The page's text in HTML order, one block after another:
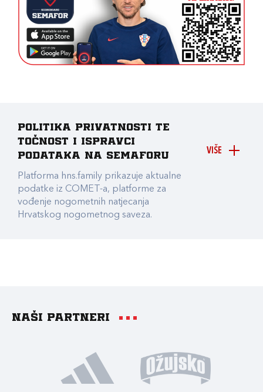
VIŠE
Politika privatnosti te
točnost i ispravci
podataka na Semaforu
Platforma hns.family prikazuje aktualne
podatke iz COMET-a, platforme za
vođenje nogometnih natjecanja
Hrvatskog nogometnog saveza.
Naši partneri